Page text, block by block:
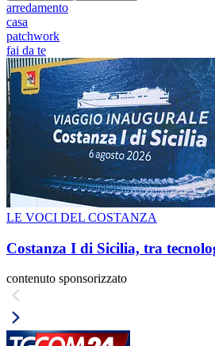
arredamento
casa
patchwork
fai da te
LE VOCI DEL COSTANZA
Costanza I di Sicilia, tra
contenuto sponsorizzato